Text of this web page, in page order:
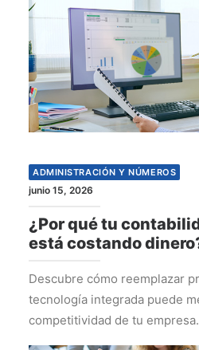
ADMINISTRACIÓN Y NÚMEROS
junio 15, 2026
¿Por qué tu
está costando
Descubre cómo reemplazar
tecnología integrada puede
competitividad de tu empresa.